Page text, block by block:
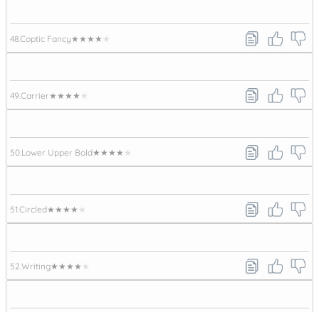
48.Coptic Fancy★★★★★
49. Carrier★★★★★
50. Lower Upper Bold★★★★★
51. Circled★★★★★
52. Writing★★★★★